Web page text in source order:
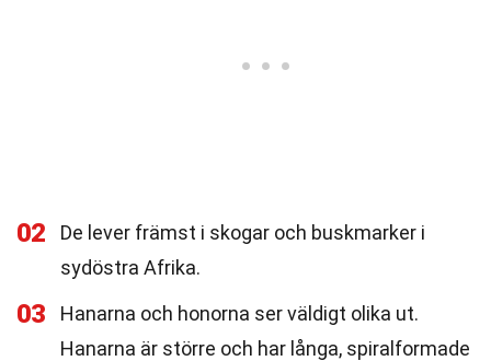
02
De lever främst i skogar och buskmarker i
sydöstra Afrika.
03
Hanarna och honorna ser väldigt olika ut.
Hanarna är större och har långa, spiralformade